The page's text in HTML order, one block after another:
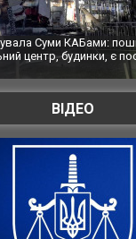
Українські
під час ліквідації
ВІДЕО